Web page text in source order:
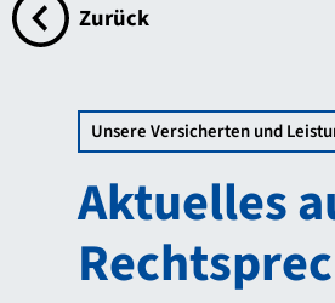
Zurück
zur Übersichtsseite
Unsere Versicherten und
Aktuelles